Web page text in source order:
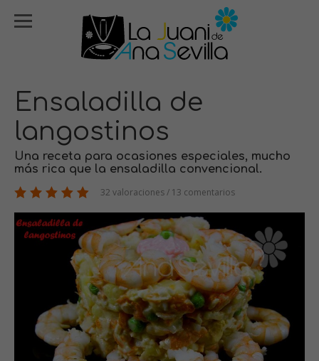
Ensaladilla de
langostinos
Una receta para ocasiones especiales, mucho
más rica que la ensaladilla convencional.
32 valoraciones / 13 comentarios